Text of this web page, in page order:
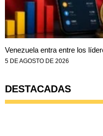
Venezuela entra entre los
5 DE AGOSTO DE 2026
DESTACADAS